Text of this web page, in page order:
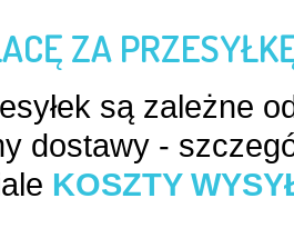
ZA
są zależne
dostawy -
KOSZTY